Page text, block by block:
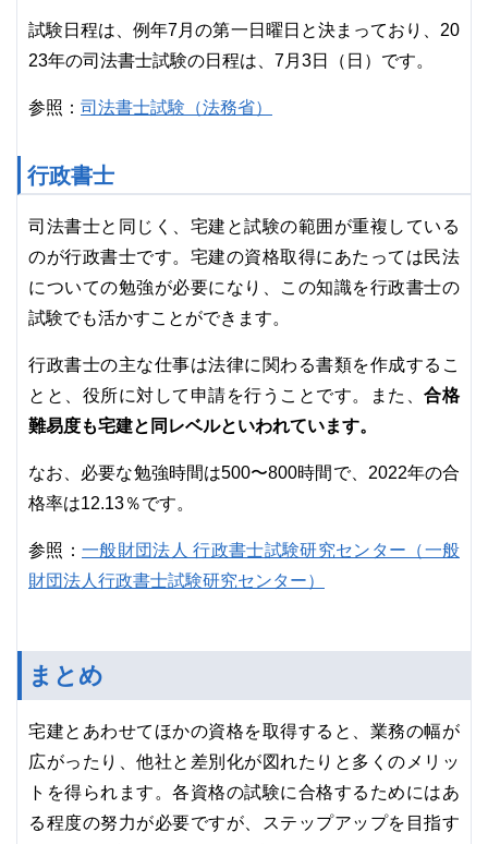
試験日程は、例年7月の第一日曜日と決まっており、20
23年の司法書士試験の日程は、7月3日（日）です。
参照： 司法書士試験（法務省）
行政書士
司法書士と同じく、宅建と試験の範囲が重複している
のが行政書士です。宅建の資格取得にあたっては民法
についての勉強が必要になり、この知識を行政書士の
試験でも活かすことができます。
行政書士の主な仕事は法律に関わる書類を作成するこ
とと、役所に対して申請を行うことです。また、合格
難易度も宅建と同レベルといわれています。
なお、必要な勉強時間は500〜800時間で、2022年の合
格率は12.13％です。
参照： 一般財団法人 行政書士試験研究センター（一般
財団法人行政書士試験研究センター）
まとめ
宅建とあわせてほかの資格を取得すると、業務の幅が
広がったり、他社と差別化が図れたりと多くのメリッ
トを得られます。各資格の試験に合格するためにはあ
る程度の努力が必要ですが、ステップアップを目指す